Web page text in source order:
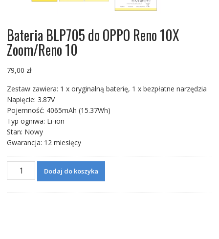
Bateria BLP705 do OPPO Reno 10X
Zoom/Reno 10
79,00 zł
Zestaw zawiera: 1 x oryginalną baterię, 1 x bezpłatne narzędzia
Napięcie: 3.87V
Pojemność: 4065mAh (15.37Wh)
Typ ogniwa: Li-ion
Stan: Nowy
Gwarancja: 12 miesięcy
ilość
Bateria
Dodaj do koszyka